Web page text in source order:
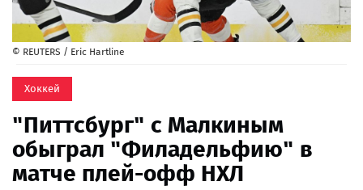
© REUTERS / Eric Hartline
Хоккей
"Питтсбург" с Малкиным
обыграл "Филадельфию" в
матче плей-офф НХЛ